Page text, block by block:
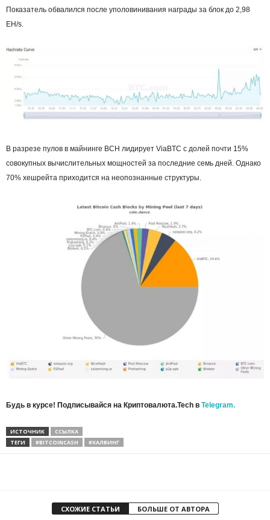
Показатель обвалился после уполовинивания награды за блок до 2,98
EH/s.
В разрезе пулов в майнинге BCH лидирует ViaBTC с долей почти 15%
совокупных вычислительных мощностей за последние семь дней. Однако
70% хешрейта приходится на неопознанные структуры.
Будь в курсе! Подписывайся на Криптовалюта.Tech в Telegram.
ИСТОЧНИК
ССЫЛКА
ТЕГИ
#BITCOINCASH #ХАЛВИНГ
СХОЖИЕ СТАТЬИ БОЛЬШЕ ОТ АВТОРА